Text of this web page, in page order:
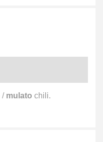
/ mulato chili.